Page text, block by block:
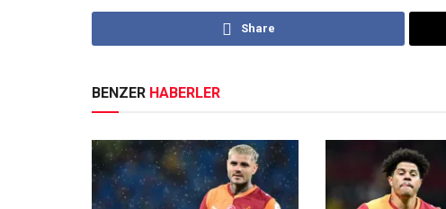
Share
BENZER HABERLER